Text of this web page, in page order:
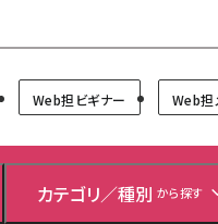
Forum
Web担ビギナー Web担
カテゴリ／種別 から探す
生成AIをマーケティン
るセミナーイベント「生